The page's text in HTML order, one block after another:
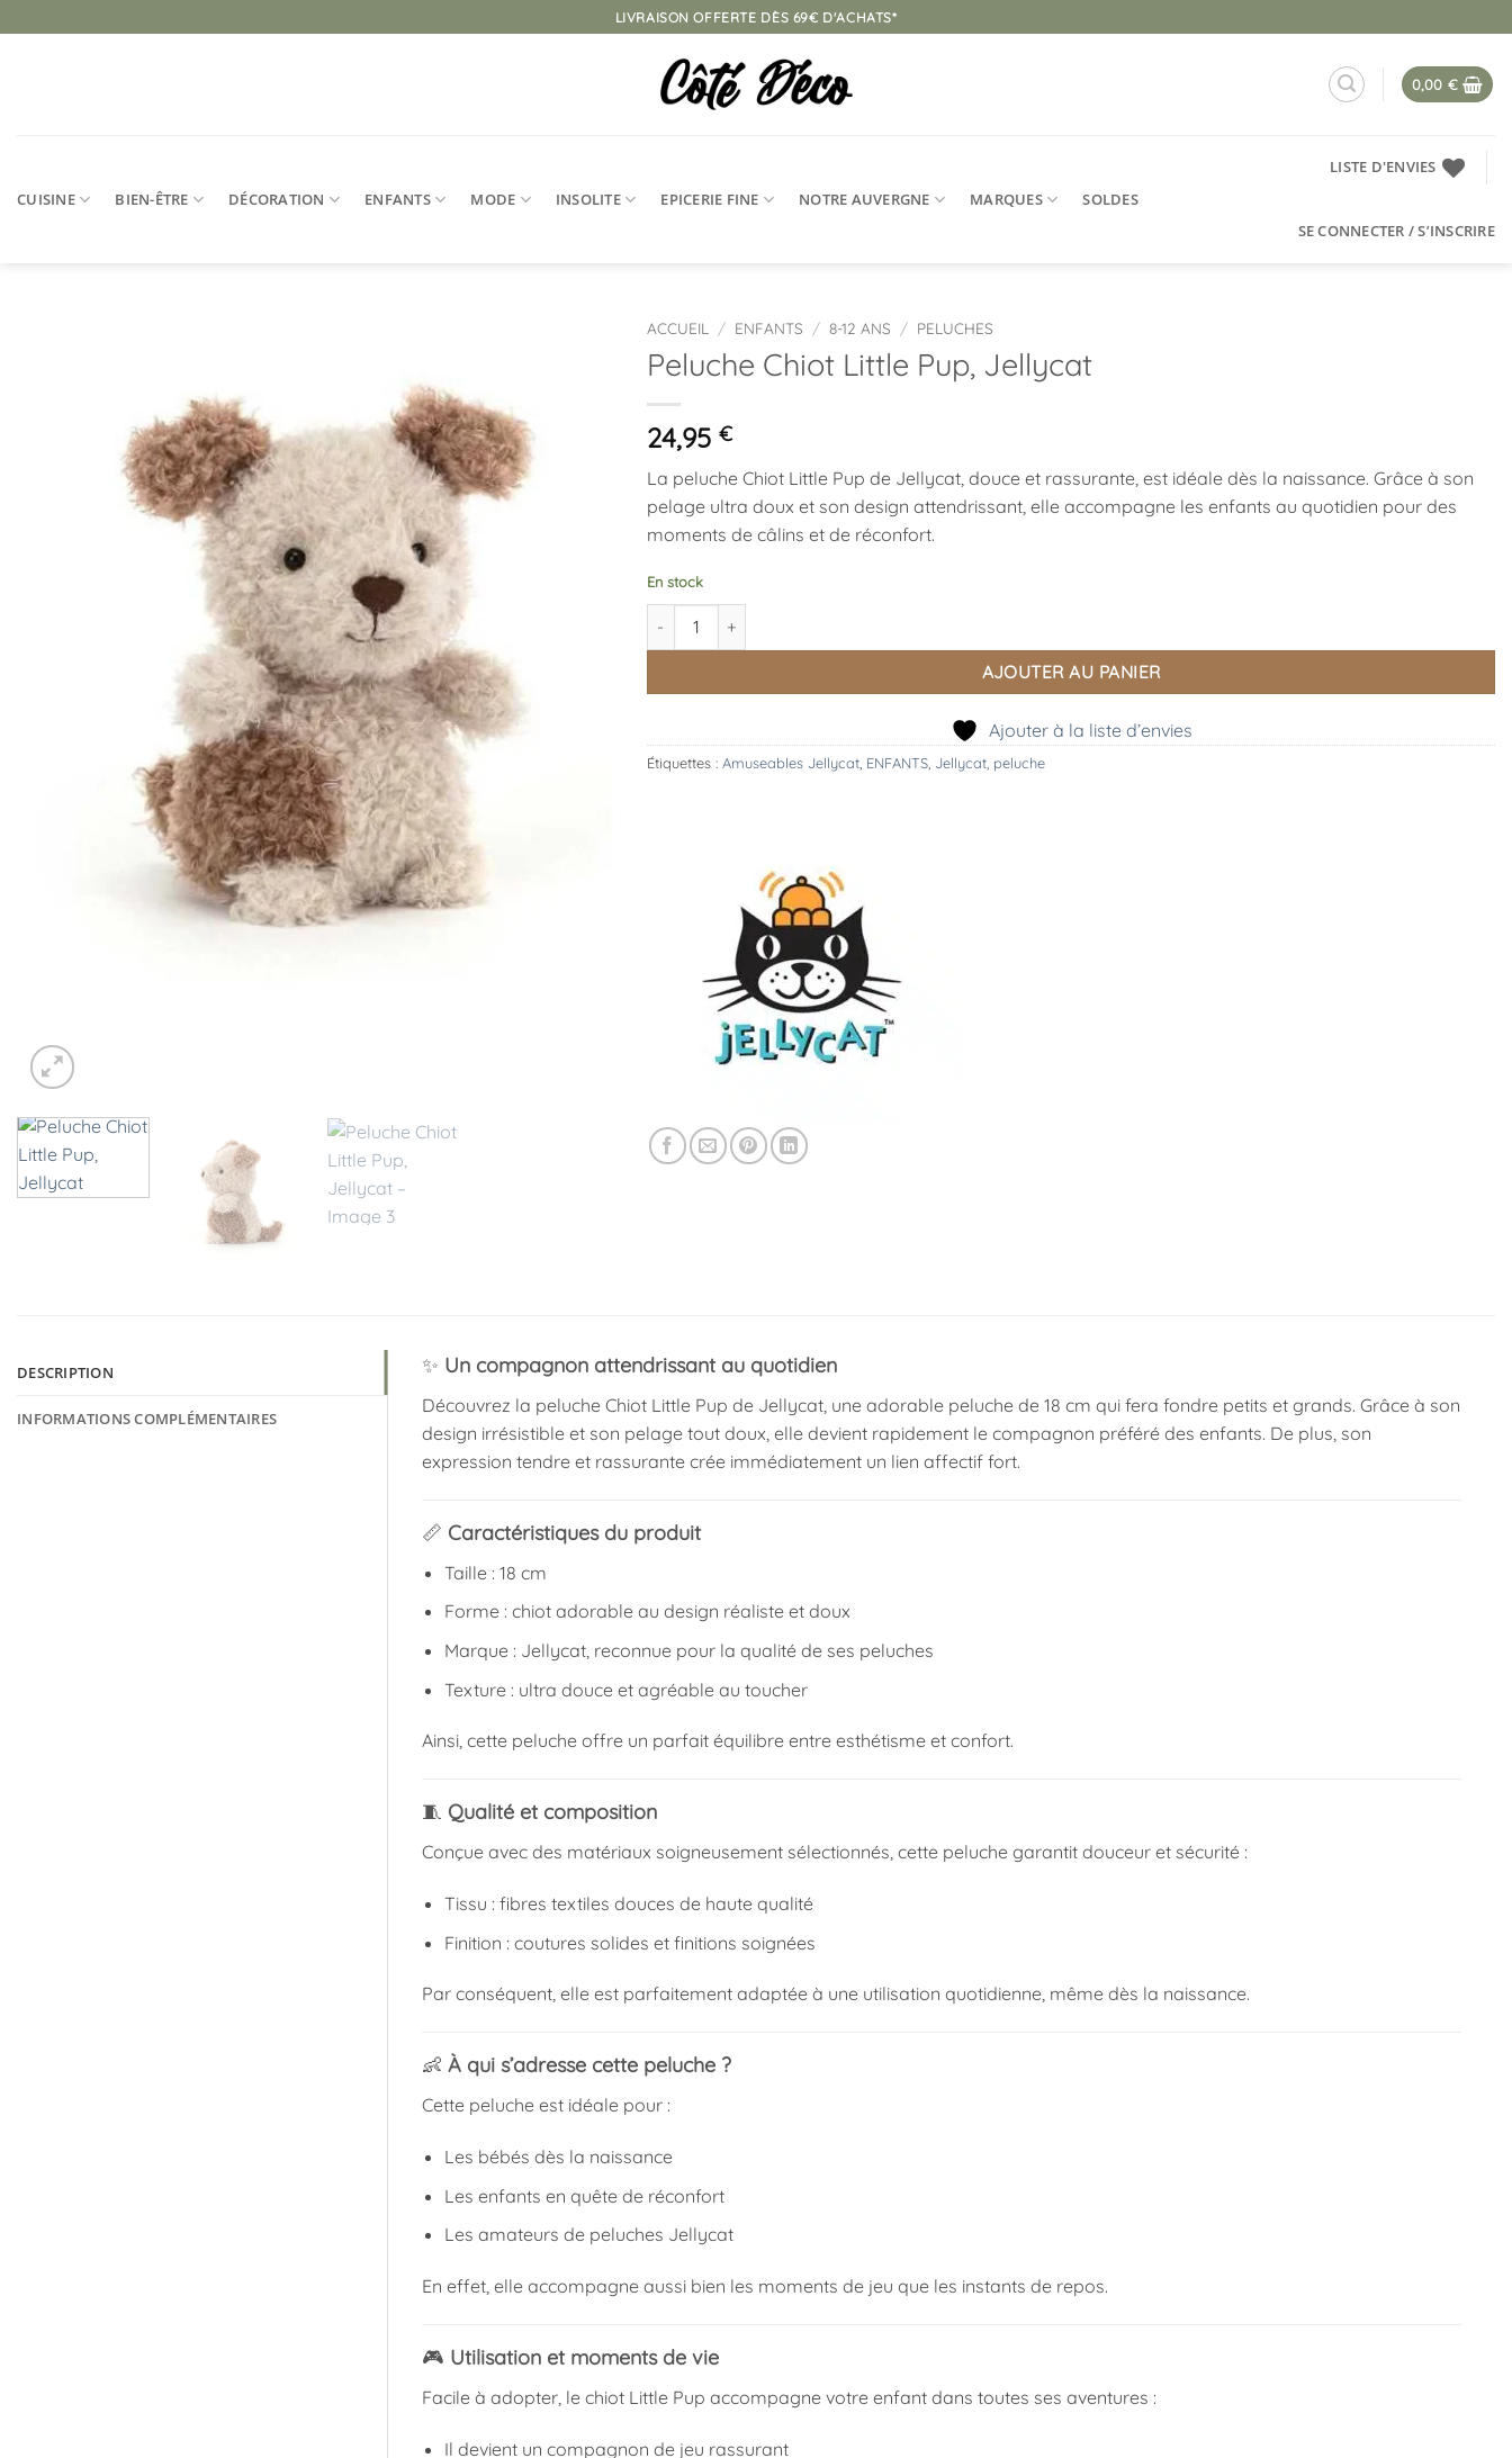
au
LIVRAISON OFFERTE DÈS 69€ D'ACHATS*
0,00 €
CUISINE BIEN-ÊTRE DÉCORATION ENFANTS MODE INSOLITE EPICERIE FINE NOTRE AUVERGNE MARQUES SOLDES
LISTE D'ENVIES
SE CONNECTER / S’INSCRIRE
ACCUEIL / ENFANTS / 8-12 ANS / PELUCHES
Peluche Chiot Little Pup, Jellycat
24,95 €
La peluche Chiot Little Pup de Jellycat, douce et rassurante, est idéale dès la naissance. Grâce à son
pelage ultra doux et son design attendrissant, elle accompagne les enfants au quotidien pour des
moments de câlins et de réconfort.
En stock
quantité de Peluche Chiot Little Pup, Jellycat
AJOUTER AU PANIER
Ajouter à la liste d’envies
Étiquettes : Amuseables Jellycat, ENFANTS, Jellycat, peluche
DESCRIPTION
INFORMATIONS COMPLÉMENTAIRES
✨ Un compagnon attendrissant au quotidien
Découvrez la peluche Chiot Little Pup de Jellycat, une adorable peluche de 18 cm qui fera fondre petits et grands. Grâce à son
design irrésistible et son pelage tout doux, elle devient rapidement le compagnon préféré des enfants. De plus, son
expression tendre et rassurante crée immédiatement un lien affectif fort.
📏 Caractéristiques du produit
Taille : 18 cm
Forme : chiot adorable au design réaliste et doux
Marque : Jellycat, reconnue pour la qualité de ses peluches
Texture : ultra douce et agréable au toucher
Ainsi, cette peluche offre un parfait équilibre entre esthétisme et confort.
🧵 Qualité et composition
Conçue avec des matériaux soigneusement sélectionnés, cette peluche garantit douceur et sécurité :
Tissu : fibres textiles douces de haute qualité
Finition : coutures solides et finitions soignées
Par conséquent, elle est parfaitement adaptée à une utilisation quotidienne, même dès la naissance.
👶 À qui s’adresse cette peluche ?
Cette peluche est idéale pour :
Les bébés dès la naissance
Les enfants en quête de réconfort
Les amateurs de peluches Jellycat
En effet, elle accompagne aussi bien les moments de jeu que les instants de repos.
🎮 Utilisation et moments de vie
Facile à adopter, le chiot Little Pup accompagne votre enfant dans toutes ses aventures :
Il devient un compagnon de jeu rassurant